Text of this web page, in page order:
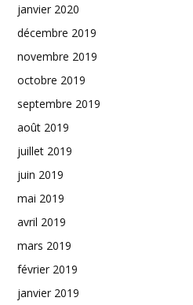
janvier 2020
décembre 2019
novembre 2019
octobre 2019
septembre 2019
août 2019
juillet 2019
juin 2019
mai 2019
avril 2019
mars 2019
février 2019
janvier 2019